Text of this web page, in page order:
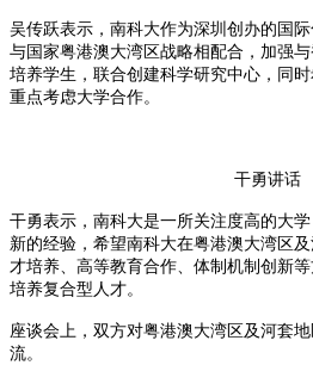
吴传跃表示，南科大作为深圳创办的国
与国家粤港澳大湾区战略相配合，加强
培养学生，联合创建科学研究中心，同
重点考虑大学合作。
干勇讲话
干勇表示，南科大是一所关注度高的大
新的经验，希望南科大在粤港澳大湾区
才培养、高等教育合作、体制机制创新
培养复合型人才。
座谈会上，双方对粤港澳大湾区及河套
流。